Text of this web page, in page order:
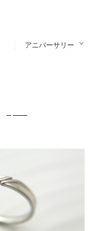
アニバーサリー